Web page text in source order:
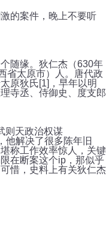
的案件，晚上不要听
随缘。狄仁杰（630年
省太原市）人。唐代政
原狄氏[1]，早年以明
寺丞、侍御史、度支郎
则天政治权谋
他解决了很多陈年旧
称工作效率惊人，关键
在断案这个ip，那似乎
惜，史料上有关狄仁杰